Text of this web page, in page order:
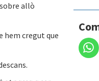
allò
hem cregut que